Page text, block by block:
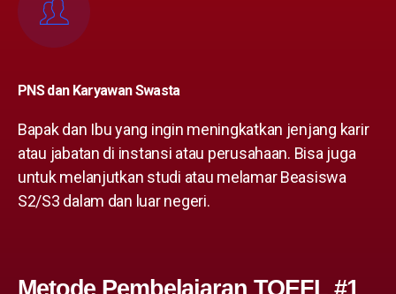
PNS dan Karyawan Swasta
Bapak dan Ibu yang ingin meningkatkan jenjang karir
atau jabatan di instansi atau perusahaan. Bisa juga
untuk melanjutkan studi atau melamar Beasiswa
S2/S3 dalam dan luar negeri.